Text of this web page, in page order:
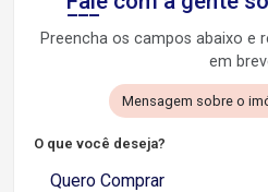
Preencha os campos abaixo e
em
Mensagem sobre o
O que você deseja?
Quero Comprar